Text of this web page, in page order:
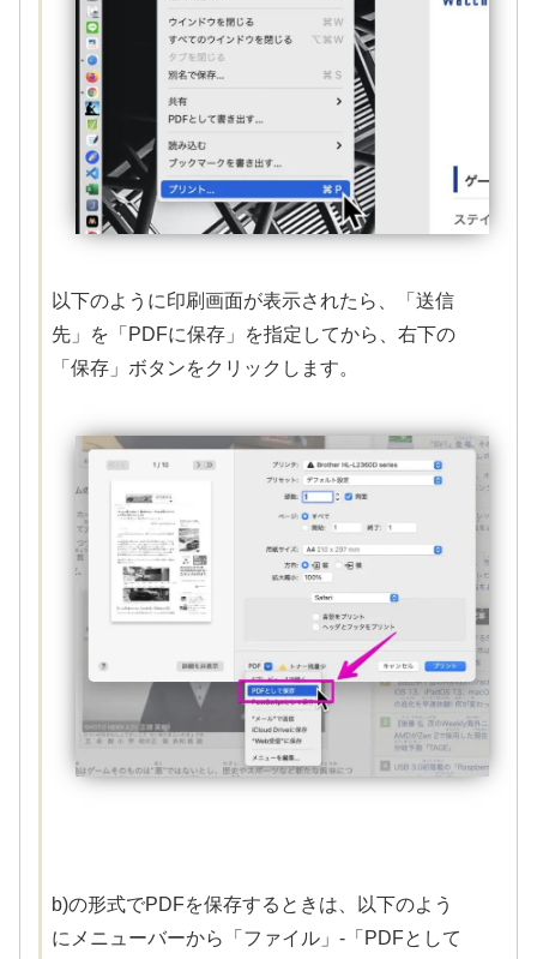
以下のように印刷画面が表示されたら、「送信
先」を「PDFに保存」を指定してから、右下の
「保存」ボタンをクリックします。
b)の形式でPDFを保存するときは、以下のよう
にメニューバーから「ファイル」-「PDFとして